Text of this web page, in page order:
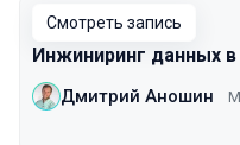
Смотреть запись
Инжиниринг данных
Дмитрий Аношин